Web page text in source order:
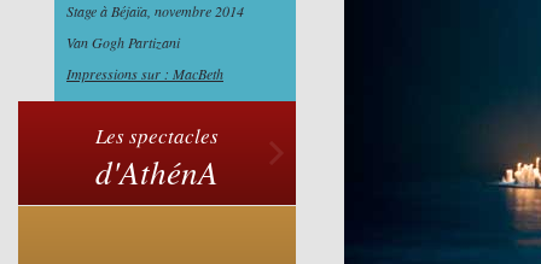
Stage à Béjaïa, novembre 2014
Van Gogh Partizani
Impressions sur : MacBeth
Les spectacles
d'AthénA